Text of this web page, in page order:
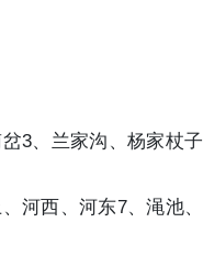
3、兰家沟、杨家杖子
河西、河东7、渑池、